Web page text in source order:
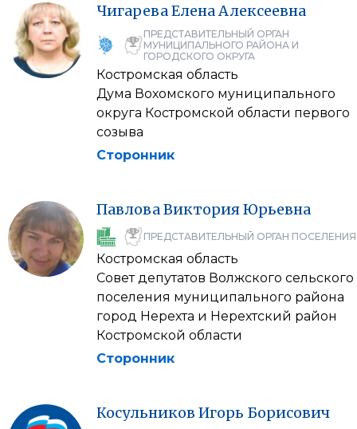
ЧигареваЕленаАлексеевна
ПРЕДСТАВИТЕЛЬНЫЙ ОРГАН
МУНИЦИПАЛЬНОГО РАЙОНА И
ГОРОДСКОГО ОКРУГА
Костромская область
Дума Вохомского муниципального
округа Костромской области первого
созыва
Сторонник
ПавловаВикторияЮрьевна
ПРЕДСТАВИТЕЛЬНЫЙ ОРГАН ПОСЕЛЕНИЯ
Костромская область
Совет депутатов Волжского сельского
поселения муниципального района
город Нерехта и Нерехтский район
Костромской области
Сторонник
Косульников Игорь Борисович